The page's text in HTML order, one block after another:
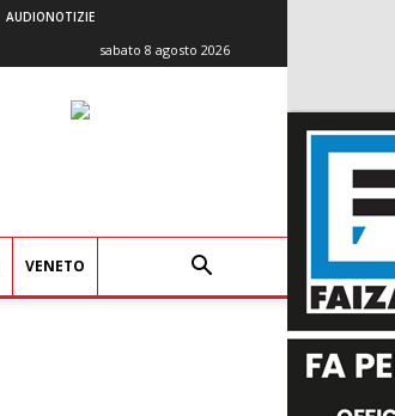
AUDIONOTIZIE
sabato 8 agosto 2026
VENETO